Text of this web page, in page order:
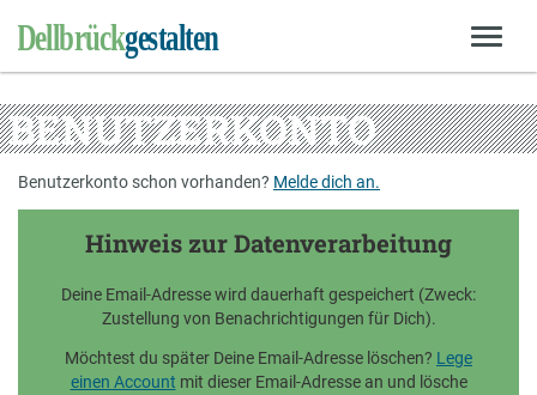
BENUTZERKONTO
Benutzerkonto schon vorhanden? Melde dich an.
Hinweis zur Datenverarbeitung
Deine Email-Adresse wird dauerhaft gespeichert (Zweck:
Zustellung von Benachrichtigungen für Dich).
Möchtest du später Deine Email-Adresse löschen? Lege
einen Account mit dieser Email-Adresse an und lösche